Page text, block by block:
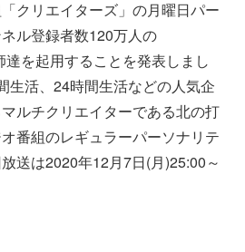
クリエイターズ」の月曜日パー
ル登録者数120万人の
を起用することを発表しまし
生活、24時間生活などの人気企
ルチクリエイターである北の打
番組のレギュラーパーソナリテ
送は2020年12月7日(月)25:00～